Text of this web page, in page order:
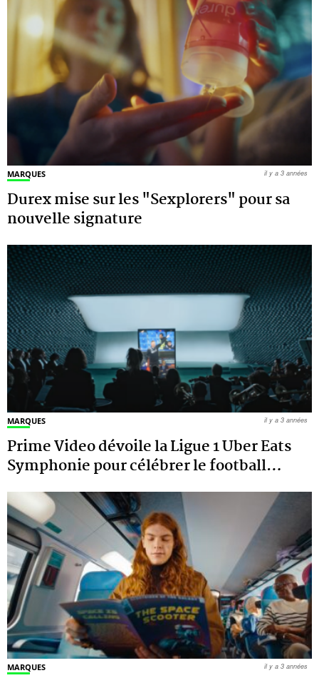
MARQUES
Durex mise sur les "Sexplorers" pour sa
nouvelle signature
il y a 3 années
MARQUES
Prime Video dévoile la Ligue 1 Uber Eats
Symphonie pour célébrer le football…
il y a 3 années
MARQUES il y a 3 années